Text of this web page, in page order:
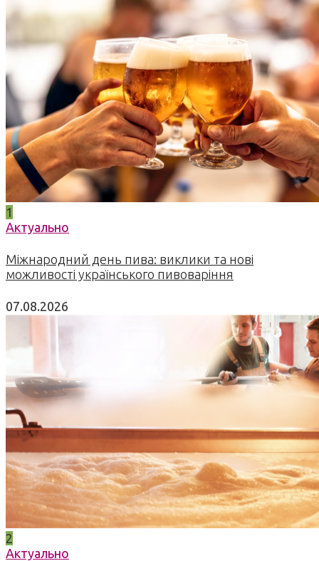
1
Актуально
Міжнародний день пива: виклики та нові
можливості українського пивоваріння
07.08.2026
2
Актуально